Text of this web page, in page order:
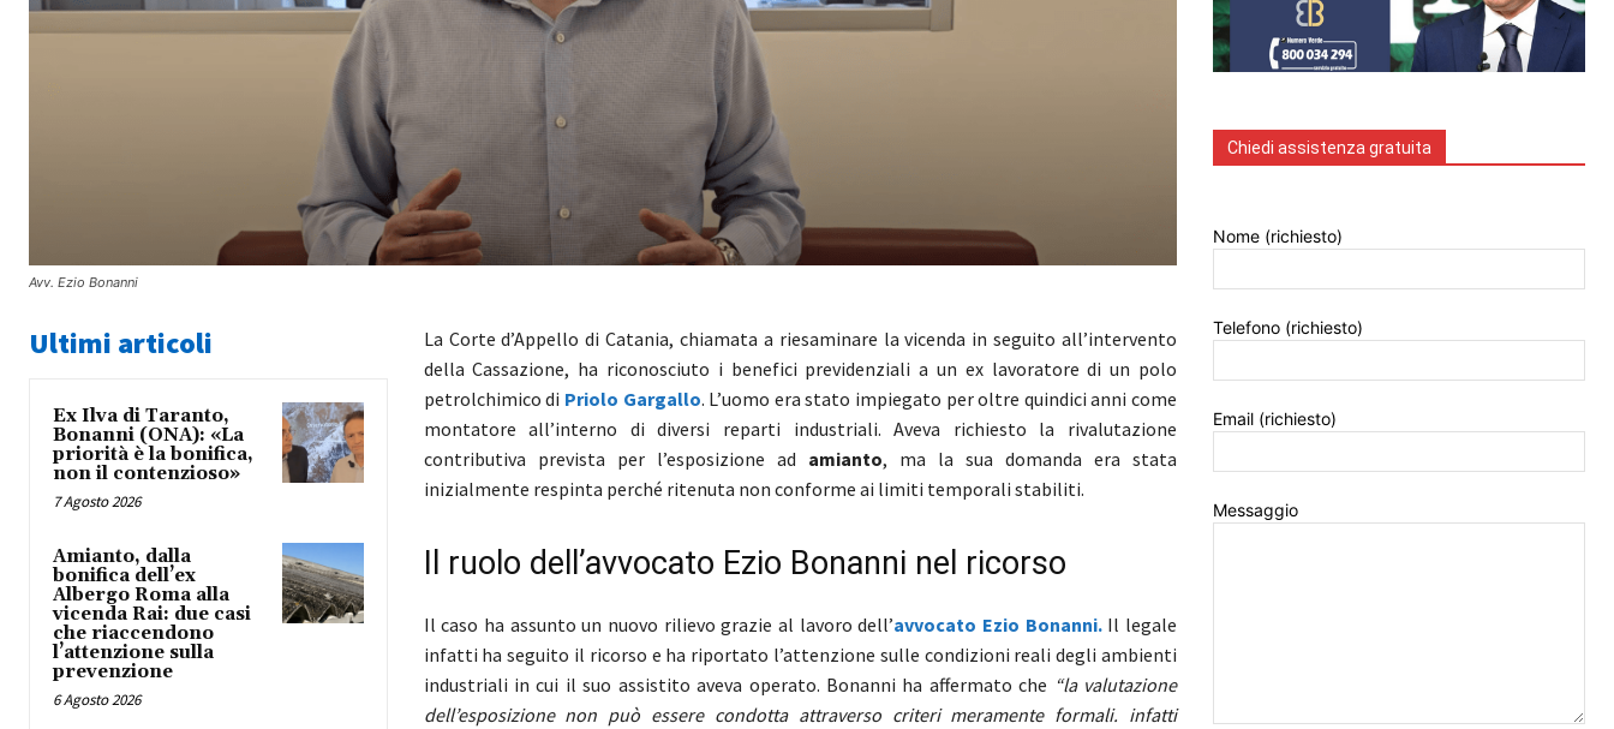
Avv. Ezio Bonanni
Ultimi articoli
Ex Ilva di Taranto,
Bonanni (ONA): «La
priorità è la bonifica,
non il contenzioso»
7 Agosto 2026
Amianto, dalla
bonifica dell’ex
Albergo Roma alla
vicenda Rai: due casi
che riaccendono
l’attenzione sulla
prevenzione
6 Agosto 2026
La Corte d’Appello di Catania, chiamata a riesaminare la vicenda in seguito all’intervento
della Cassazione, ha riconosciuto i benefici previdenziali a un ex lavoratore di un polo
petrolchimico di Priolo Gargallo. L’uomo era stato impiegato per oltre quindici anni come
montatore all’interno di diversi reparti industriali. Aveva richiesto la rivalutazione
contributiva prevista per l’esposizione ad amianto, ma la sua domanda era stata
inizialmente respinta perché ritenuta non conforme ai limiti temporali stabiliti.
Il ruolo dell’avvocato Ezio Bonanni nel ricorso
Il caso ha assunto un nuovo rilievo grazie al lavoro dell’avvocato Ezio Bonanni. Il legale
infatti ha seguito il ricorso e ha riportato l’attenzione sulle condizioni reali degli ambienti
industriali in cui il suo assistito aveva operato. Bonanni ha affermato che “la valutazione
dell’esposizione non può essere condotta attraverso criteri meramente formali. infatti
Chiedi assistenza gratuita
Nome (richiesto)
Telefono (richiesto)
Email (richiesto)
Messaggio